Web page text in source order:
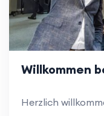
Willkommen
Herzlich